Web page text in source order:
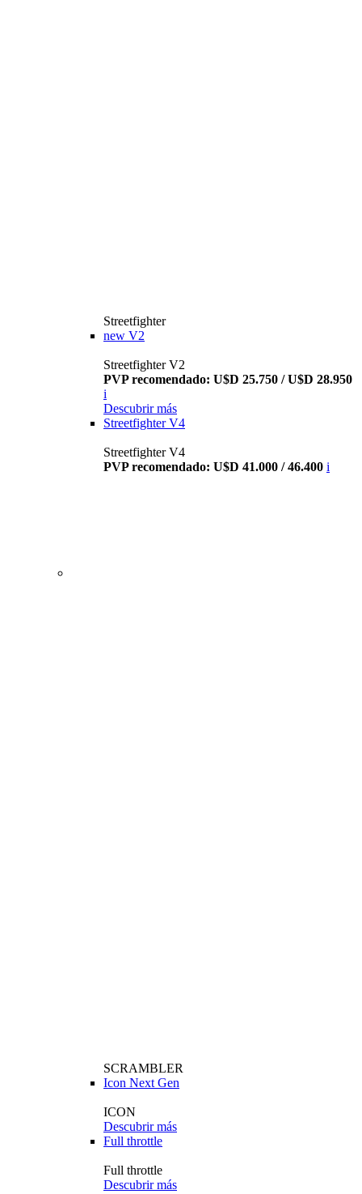
Streetfighter
new V2
Streetfighter V2
PVP recomendado: U$D 25.750 / U$D 28.950
i
Descubrir más
Streetfighter V4
Streetfighter V4
PVP recomendado: U$D 41.000 / 46.400 i
SCRAMBLER
Icon Next Gen
ICON
Descubrir más
Full throttle
Full throttle
Descubrir más